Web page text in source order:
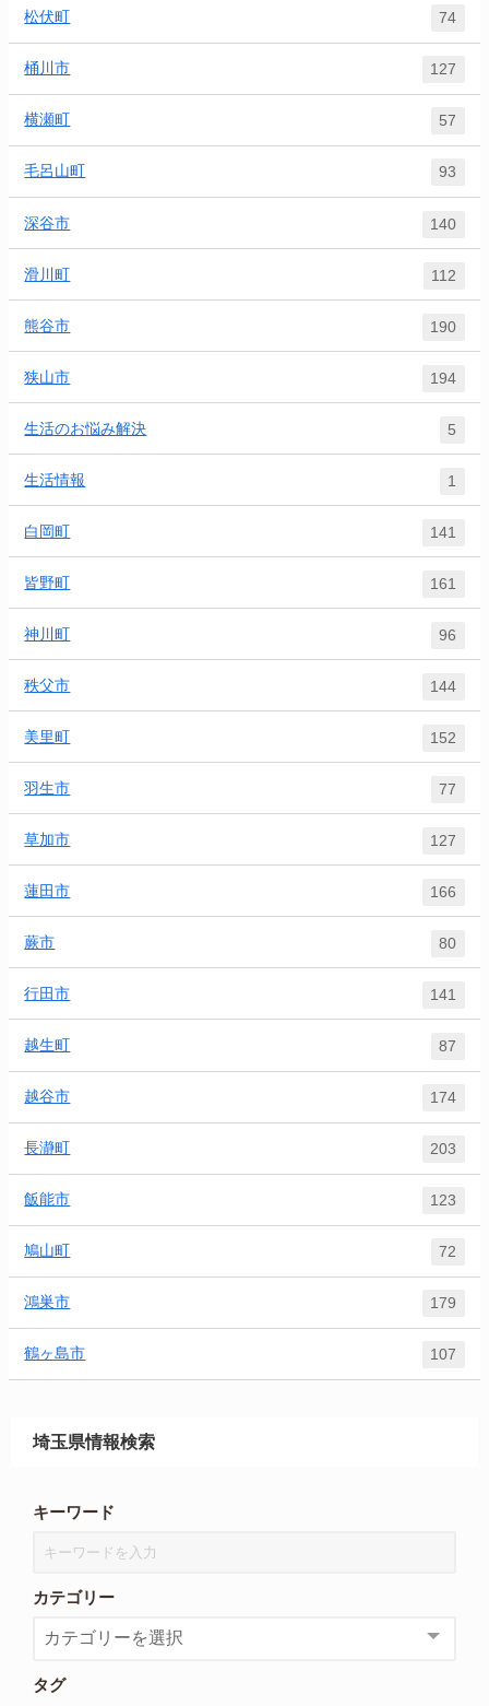
松伏町 74
桶川市 127
横瀬町 57
毛呂山町 93
深谷市 140
滑川町 112
熊谷市 190
狭山市 194
生活のお悩み解決 5
生活情報 1
白岡町 141
皆野町 161
神川町 96
秩父市 144
美里町 152
羽生市 77
草加市 127
蓮田市 166
蕨市 80
行田市 141
越生町 87
越谷市 174
長瀞町 203
飯能市 123
鳩山町 72
鴻巣市 179
鶴ヶ島市 107
埼玉県情報検索
キーワード
カテゴリー
タグ